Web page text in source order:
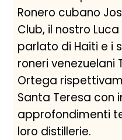
Ronero cubano
Club, il nostro
parlato di Haiti e i
roneri venezuelani
Ortega
Santa Teresa con
approfondimenti
loro distillerie.